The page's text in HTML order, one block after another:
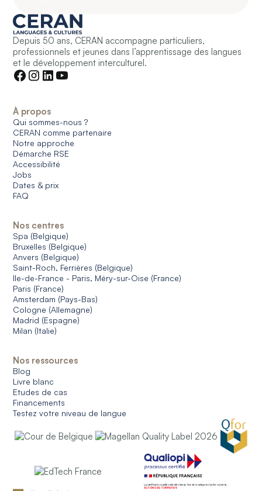
Depuis 50 ans, CERAN accompagne particuliers,
professionnels et jeunes dans l’apprentissage des langues
et le développement interculturel.
À propos
Qui sommes-nous ?
CERAN comme partenaire
Notre approche
Démarche RSE
Accessibilité
Jobs
Dates & prix
FAQ
Nos centres
Spa (Belgique)
Bruxelles (Belgique)
Anvers (Belgique)
Saint-Roch, Ferrières (Belgique)
Ile-de-France - Paris, Méry-sur-Oise (France)
Paris (France)
Amsterdam (Pays-Bas)
Cologne (Allemagne)
Madrid (Espagne)
Milan (Italie)
Nos ressources
Blog
Livre blanc
Etudes de cas
Financements
Testez votre niveau de langue